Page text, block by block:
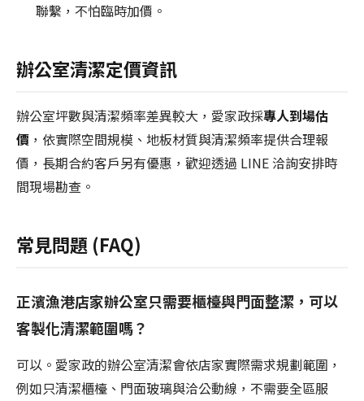
聯繫，不怕臨時加價。
辦公室清潔定價資訊
辦公室坪數與清潔頻率差異較大，愛家政採專人到場估
價 ，依實際空間規模、地板材質與清潔頻率提供合理報
價，長期合約客戶另有優惠，歡迎透過 LINE 洽詢安排時
間現場勘查。
常見問題 (FAQ)
正濱漁港店家辦公室只需要櫃檯與門面整潔，可以
客製化清潔範圍嗎？
可以。愛家政的辦公室清潔會依店家實際需求規劃範圍，
例如只清潔櫃檯、門面玻璃與洽公動線，不需要全區服